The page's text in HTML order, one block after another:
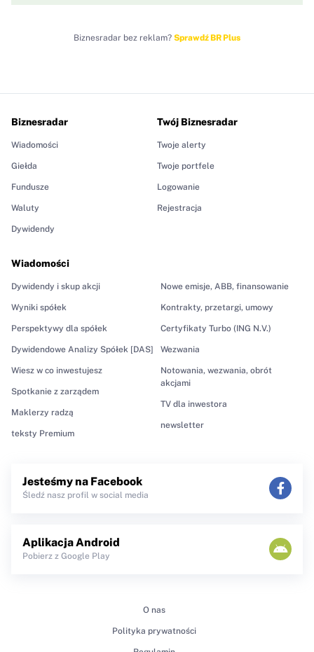
Biznesradar bez reklam? Sprawdź BR Plus
Biznesradar
Wiadomości
Giełda
Fundusze
Waluty
Dywidendy
Wiadomości
Dywidendy i skup akcji
Wyniki spółek
Perspektywy dla spółek
Dywidendowe Analizy Spółek [DAS]
Wiesz w co inwestujesz
Spotkanie z zarządem
Maklerzy radzą
teksty Premium
Nowe emisje, ABB, finansowanie
Kontrakty, przetargi, umowy
Certyfikaty Turbo (ING N.V.)
Wezwania
Notowania, wezwania, obrót
akcjami
TV dla inwestora
newsletter
Twój Biznesradar
Twoje alerty
Twoje portfele
Logowanie
Rejestracja
Jesteśmy na Facebook
Śledź nasz profil w social media
Aplikacja Android
Pobierz z Google Play
O nas
Polityka prywatności